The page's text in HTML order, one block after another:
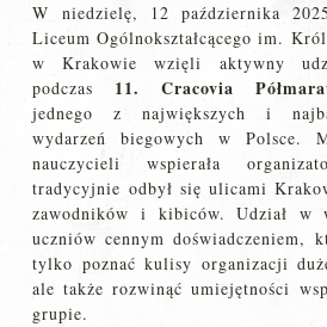
W niedzielę, 12 października
Liceum Ogólnokształcącego im.
w Krakowie wzięli aktywny
podczas 11. Cracovia
jednego z największych i
wydarzeń biegowych w Polsce.
nauczycieli wspierała
tradycyjnie odbył się ulicami
zawodników i kibiców. Udział w
uczniów cennym doświadczeniem,
tylko poznać kulisy organizacji
ale także rozwinąć umiejętności
grupie.